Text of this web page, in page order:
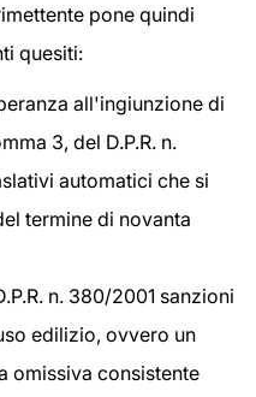
pone quindi
quesiti:
all'ingiunzione di
3, del D.P.R. n.
automatici che si
termine di novanta
n. 380/2001 sanzioni
edilizio, ovvero un
omissiva consistente